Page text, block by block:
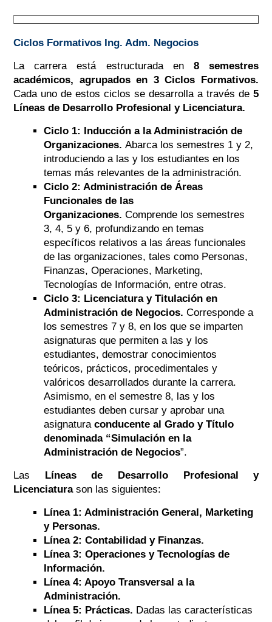
Ciclos Formativos Ing. Adm. Negocios
La carrera está estructurada en8 semestres
académicos, agrupados en 3 Ciclos Formativos.
Cada uno de estos ciclos se desarrolla a través de5
Líneas de Desarrollo Profesional y Licenciatura.
Ciclo 1: Inducción a la Administración de
Organizaciones. Abarca los semestres 1 y 2,
introduciendo a las y los estudiantes en los
temas más relevantes de la administración.
Ciclo 2: Administración de Áreas
Funcionales de las
Organizaciones. Comprende los semestres
3, 4, 5 y 6, profundizando en temas
específicos relativos a las áreas funcionales
de las organizaciones, tales como Personas,
Finanzas, Operaciones, Marketing,
Tecnologías de Información, entre otras.
Ciclo 3: Licenciatura y Titulación en
Administración de Negocios. Corresponde a
los semestres 7 y 8, en los que se imparten
asignaturas que permiten a las y los
estudiantes, demostrar conocimientos
teóricos, prácticos, procedimentales y
valóricos desarrollados durante la carrera.
Asimismo, en el semestre 8, las y los
estudiantes deben cursar y aprobar una
asignatura conducente al Grado y Título
denominada “Simulación en la
Administración de Negocios”.
Las Líneas de Desarrollo Profesional y
Licenciatura son las siguientes:
Línea 1: Administración General, Marketing
y Personas.
Línea 2: Contabilidad y Finanzas.
Línea 3: Operaciones y Tecnologías de
Información.
Línea 4: Apoyo Transversal a la
Administración.
Línea 5: Prácticas. Dadas las características